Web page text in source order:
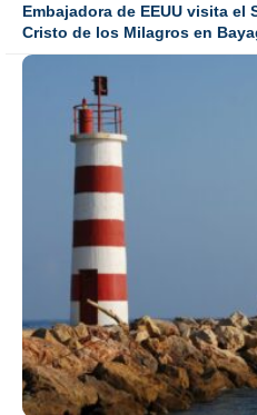
Embajadora de EEUU visita el
Cristo de los Milagros en